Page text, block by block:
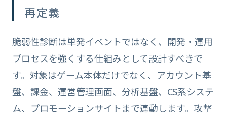
再定義
脆弱性診断は単発イベントではなく、開発・運用
プロセスを強くする仕組みとして設計すべきで
す。対象はゲーム本体だけでなく、アカウント基
盤、課金、運営管理画面、分析基盤、CS系システ
ム、プロモーションサイトまで連動します。攻撃